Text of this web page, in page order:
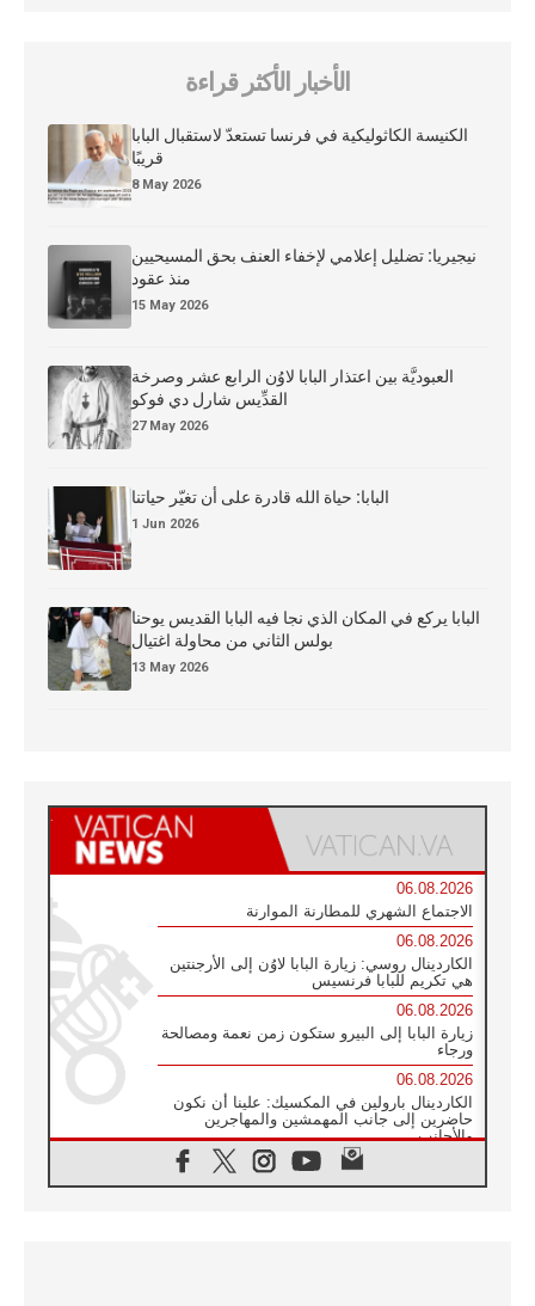
الأخبار الأكثر قراءة
الكنيسة الكاثوليكية في فرنسا تستعدّ لاستقبال البابا
قريبًا
8 May 2026
نيجيريا: تضليل إعلامي لإخفاء العنف بحق المسيحيين
منذ عقود
15 May 2026
العبوديَّة بين اعتذار البابا لاوُن الرابع عشر وصرخة
القدِّيس شارل دي فوكو
27 May 2026
البابا: حياة الله قادرة على أن تغيّر حياتنا
1 Jun 2026
البابا يركع في المكان الذي نجا فيه البابا القديس يوحنا
بولس الثاني من محاولة اغتيال
13 May 2026
06.08.2026
الاجتماع الشهري للمطارنة الموارنة
06.08.2026
الكاردينال روسي: زيارة البابا لاوُن إلى الأرجنتين
هي تكريم للبابا فرنسيس
06.08.2026
زيارة البابا إلى البيرو ستكون زمن نعمة ومصالحة
ورجاء
06.08.2026
الكاردينال بارولين في المكسيك: علينا أن نكون
حاضرين إلى جانب المهمشين والمهاجرين
والأجانب
البابا لاوُن الرابع عشر للشباب في أسيزي: